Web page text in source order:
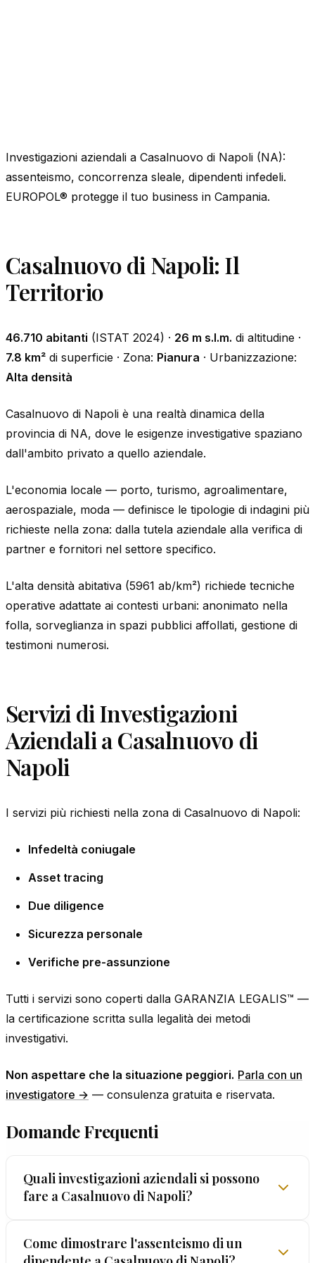
Investigazioni aziendali a Casalnuovo di Napoli (NA):
assenteismo, concorrenza sleale, dipendenti infedeli.
EUROPOL® protegge il tuo business in Campania.
Casalnuovo di Napoli: Il
Territorio
46.710 abitanti (ISTAT 2024) · 26 m s.l.m. di altitudine ·
7.8 km² di superficie · Zona: Pianura · Urbanizzazione:
Alta densità
Casalnuovo di Napoli è una realtà dinamica della
provincia di NA, dove le esigenze investigative spaziano
dall'ambito privato a quello aziendale.
L'economia locale — porto, turismo, agroalimentare,
aerospaziale, moda — definisce le tipologie di indagini più
richieste nella zona: dalla tutela aziendale alla verifica di
partner e fornitori nel settore specifico.
L'alta densità abitativa (5961 ab/km²) richiede tecniche
operative adattate ai contesti urbani: anonimato nella
folla, sorveglianza in spazi pubblici affollati, gestione di
testimoni numerosi.
Servizi di Investigazioni
Aziendali a Casalnuovo di
Napoli
I servizi più richiesti nella zona di Casalnuovo di Napoli:
Infedeltà coniugale
Asset tracing
Due diligence
Sicurezza personale
Verifiche pre-assunzione
Tutti i servizi sono coperti dalla GARANZIA LEGALIS™ —
la certificazione scritta sulla legalità dei metodi
investigativi.
Non aspettare che la situazione peggiori. Parla con un
investigatore → — consulenza gratuita e riservata.
Domande Frequenti
Quali investigazioni aziendali si possono
fare a Casalnuovo di Napoli?
A Casalnuovo di Napoli offriamo l'intera gamma:
Come dimostrare l'assenteismo di un